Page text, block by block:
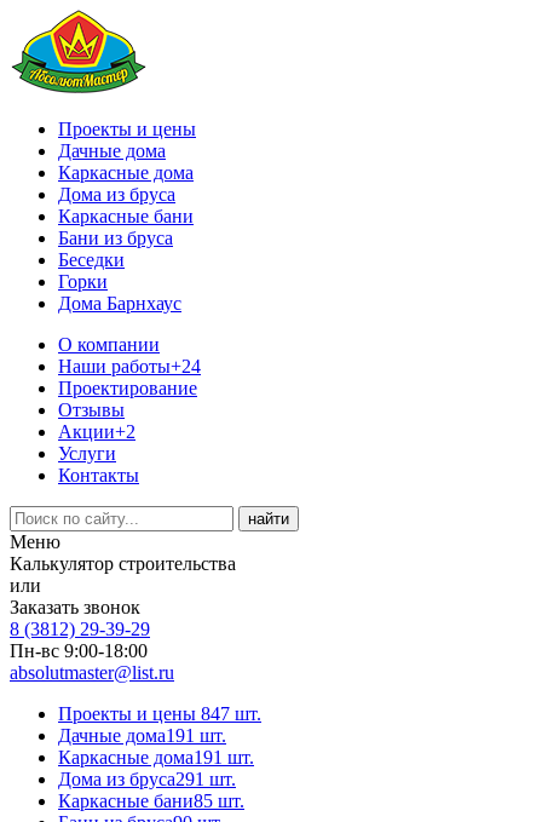
Проекты и цены
Дачные дома
Каркасные дома
Дома из бруса
Каркасные бани
Бани из бруса
Беседки
Горки
Дома Барнхаус
О компании
Наши работы+24
Проектирование
Отзывы
Акции+2
Услуги
Контакты
Меню
Калькулятор строительства
или
Заказать звонок
8 (3812) 29-39-29
Пн-вс 9:00-18:00
absolutmaster@list.ru
Проекты и цены 847 шт.
Дачные дома191 шт.
Каркасные дома191 шт.
Дома из бруса291 шт.
Каркасные бани85 шт.